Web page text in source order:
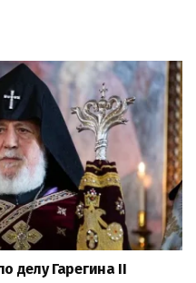
делу Гарегина II